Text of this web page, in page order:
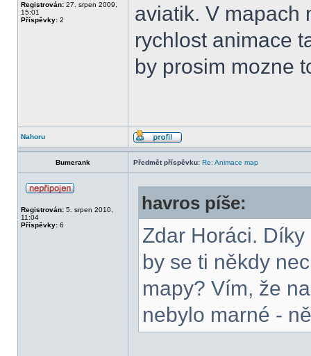
Registrován: 27. srpen 2009,
15:01
Příspěvky: 2
aviatik. V mapach
rychlost animace
by prosim mozne
Nahoru
Bumerank Předmět příspěvku: Re: Animace map
Registrován: 5. srpen 2010,
11:04
Příspěvky: 6
havros píše:
Zdar Horáci.
by se ti někdy
mapy? Vím, že
nebylo marné -